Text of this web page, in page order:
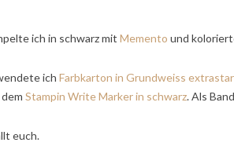
ich in schwarz mit Memento und
ich Farbkarton in Grundweiss
Stampin Write Marker in schwarz. Als
euch.